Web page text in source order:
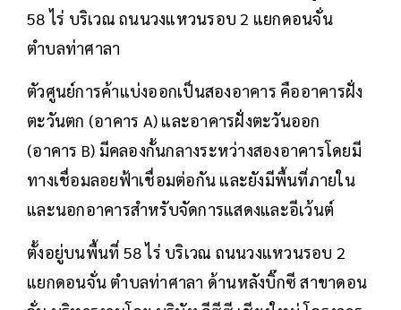
58 ไร่ บริเวณ ถนนวงแหวนรอบ 2 แยกดอนจั่น
ตำบลท่าศาลา
ตัวศูนย์การค้าแบ่งออกเป็นสองอาคาร คืออาคารฝั่ง
ตะวันตก (อาคาร A) และอาคารฝั่งตะวันออก
(อาคาร B) มีคลองกั้นกลางระหว่างสองอาคารโดยมี
ทางเชื่อมลอยฟ้าเชื่อมต่อกัน และยังมีพื้นที่ภายใน
และนอกอาคารสำหรับจัดการแสดงและอีเว้นต์
ตั้งอยู่บนพื้นที่ 58 ไร่ บริเวณ ถนนวงแหวนรอบ 2
แยกดอนจั่น ตำบลท่าศาลา ด้านหลังบิ๊กซี สาขาดอน